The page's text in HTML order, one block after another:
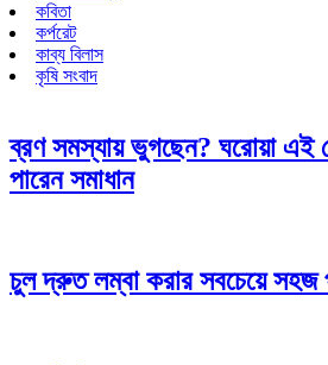
কবিতা
কর্পরেট
কাব্য বিলাস
কৃষি সংবাদ
ব্রণ সমস্যায় ভুগছেন? ঘরোয়া এই
পারেন সমাধান
চুল দ্রুত লম্বা করার সবচেয়ে সহজ